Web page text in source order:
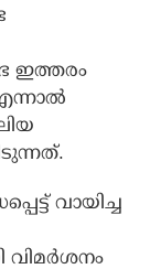
ഇത്തരം
വായിച്ച
വിമര്‍ശനം